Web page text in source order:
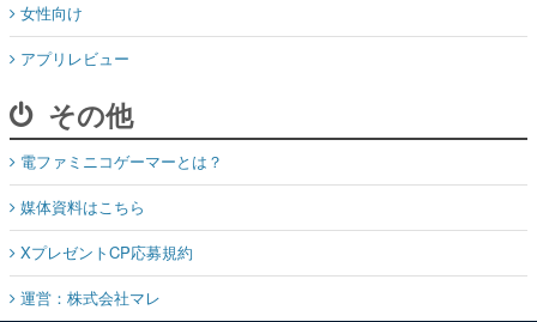
女性向け
アプリレビュー
その他
電ファミニコゲーマーとは？
媒体資料はこちら
XプレゼントCP応募規約
運営：株式会社マレ